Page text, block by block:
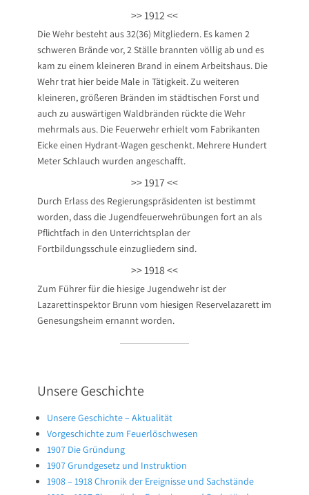
>> 1912 <<
Die Wehr besteht aus 32(36) Mitgliedern. Es kamen 2
schweren Brände vor, 2 Ställe brannten völlig ab und es
kam zu einem kleineren Brand in einem Arbeitshaus. Die
Wehr trat hier beide Male in Tätigkeit. Zu weiteren
kleineren, größeren Bränden im städtischen Forst und
auch zu auswärtigen Waldbränden rückte die Wehr
mehrmals aus. Die Feuerwehr erhielt vom Fabrikanten
Eicke einen Hydrant-Wagen geschenkt. Mehrere Hundert
Meter Schlauch wurden angeschafft.
>> 1917 <<
Durch Erlass des Regierungspräsidenten ist bestimmt
worden, dass die Jugendfeuerwehrübungen fort an als
Pflichtfach in den Unterrichtsplan der
Fortbildungsschule einzugliedern sind.
>> 1918 <<
Zum Führer für die hiesige Jugendwehr ist der
Lazarettinspektor Brunn vom hiesigen Reservelazarett im
Genesungsheim ernannt worden.
Unsere Geschichte
Unsere Geschichte – Aktualität
Vorgeschichte zum Feuerlöschwesen
1907 Die Gründung
1907 Grundgesetz und Instruktion
1908 – 1918 Chronik der Ereignisse und Sachstände